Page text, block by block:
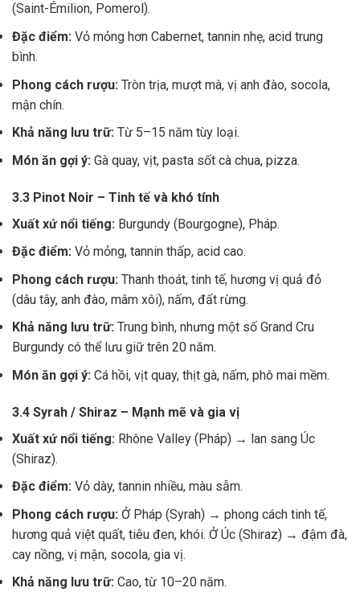
(Saint-Émilion, Pomerol).
Đặc điểm: Vỏ mỏng hơn Cabernet, tannin nhẹ, acid trung
bình.
Phong cách rượu: Tròn trịa, mượt mà, vị anh đào, socola,
mận chín.
Khả năng lưu trữ: Từ 5–15 năm tùy loại.
Món ăn gợi ý: Gà quay, vịt, pasta sốt cà chua, pizza.
3.3 Pinot Noir – Tinh tế và khó tính
Xuất xứ nổi tiếng: Burgundy (Bourgogne), Pháp.
Đặc điểm: Vỏ mỏng, tannin thấp, acid cao.
Phong cách rượu: Thanh thoát, tinh tế, hương vị quả đỏ
(dâu tây, anh đào, mâm xôi), nấm, đất rừng.
Khả năng lưu trữ: Trung bình, nhưng một số Grand Cru
Burgundy có thể lưu giữ trên 20 năm.
Món ăn gợi ý: Cá hồi, vịt quay, thịt gà, nấm, phô mai mềm.
3.4 Syrah / Shiraz – Mạnh mẽ và gia vị
Xuất xứ nổi tiếng: Rhône Valley (Pháp) → lan sang Úc
(Shiraz).
Đặc điểm: Vỏ dày, tannin nhiều, màu sẫm.
Phong cách rượu: Ở Pháp (Syrah) → phong cách tinh tế,
hương quả việt quất, tiêu đen, khói. Ở Úc (Shiraz) → đậm đà,
cay nồng, vị mận, socola, gia vị.
Khả năng lưu trữ: Cao, từ 10–20 năm.